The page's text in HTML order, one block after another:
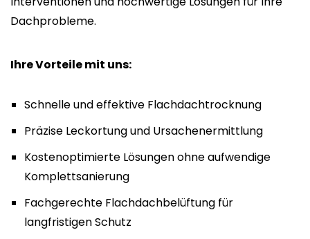
Dachprobleme.
Ihre Vorteile mit uns:
Schnelle und effektive Flachdachtrocknung
Präzise Leckortung und Ursachenermittlung
Kostenoptimierte Lösungen ohne aufwendige
Komplettsanierung
Fachgerechte Flachdachbelüftung für
langfristigen Schutz